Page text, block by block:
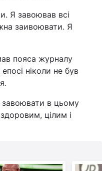
Я завоював всі
заивоювати. Я
пояса журналу
ніколи не був
завоювати в цьому
цілим і